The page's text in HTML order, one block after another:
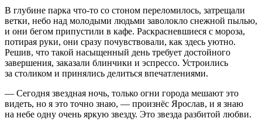
В глубине парка что-то со стоном переломилось, затрещали
ветки, небо над молодыми людьми заволокло снежной пылью,
и они бегом припустили в кафе. Раскрасневшиеся с мороза,
потирая руки, они сразу почувствовали, как здесь уютно.
Решив, что такой насыщенный день требует достойного
завершения, заказали блинчики и эспрессо. Устроились
за столиком и принялись делиться впечатлениями.
— Сегодня звездная ночь, только огни города мешают это
видеть, но я это точно знаю, — произнёс Ярослав, и я знаю
на небе одну очень яркую звезду. Это звезда разбитой любви.